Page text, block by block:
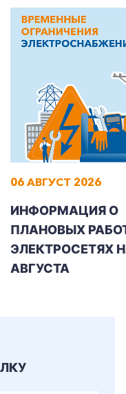
06 АВГУСТ 2026
ИНФОРМАЦИЯ О
ПЛАНОВЫХ
ЭЛЕКТРОСЕТЯХ
АВГУСТА